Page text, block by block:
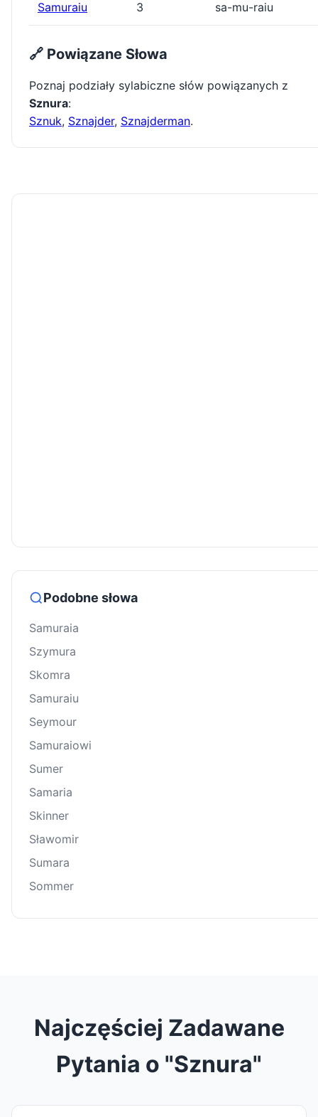
Samuraiu 3 sa-mu-raiu
🔗 Powiązane Słowa
Poznaj podziały sylabiczne słów powiązanych z
Sznura:
Sznuk, Sznajder, Sznajderman.
Podobne słowa
Samuraia
Szymura
Skomra
Samuraiu
Seymour
Samuraiowi
Sumer
Samaria
Skinner
Sławomir
Sumara
Sommer
Najczęściej Zadawane
Pytania o "Sznura"